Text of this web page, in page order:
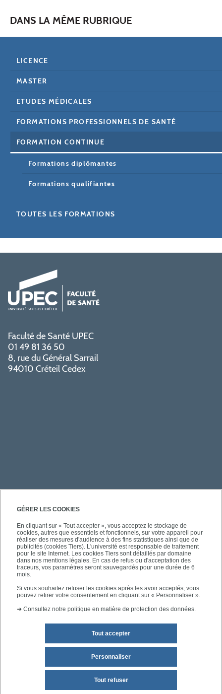
GÉRER LES COOKIES
En cliquant sur « Tout accepter », vous acceptez le stockage de
cookies, autres que essentiels et fonctionnels, sur votre appareil pour
réaliser des mesures d'audience à des fins statistiques ainsi que de
publicités (cookies Tiers). L'université est responsable de traitement
pour le site Internet. Les cookies Tiers sont détaillés par domaine
dans nos mentions légales. En cas de refus ou d'acceptation des
traceurs, vos paramètres seront sauvegardés pour une durée de 6
mois.
Si vous souhaitez refuser les cookies après les avoir acceptés, vous
pouvez retirer votre consentement en cliquant sur « Personnaliser ».
➜ Consultez notre politique en matière de protection des données.
Tout accepter
Tout refuser
Personnaliser
DANS LA MÊME RUBRIQUE
LICENCE
MASTER
ETUDES MÉDICALES
FORMATIONS PROFESSIONNELS DE SANTÉ
FORMATION CONTINUE
Formations diplômantes
Formations qualifiantes
TOUTES LES FORMATIONS
Faculté de Santé UPEC
01 49 81 36 50
8, rue du Général Sarrail
94010 Créteil Cedex
PRATIQUE
ACCÈS RAPIDES
SUIVEZ-NOUS
Mentions légales Plan du site